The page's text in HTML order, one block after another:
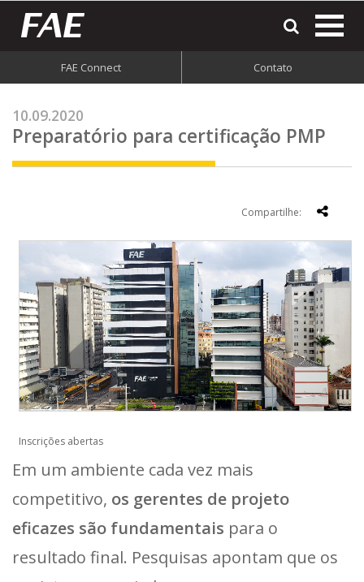
FAE Connect Contato
10.09.2020
Preparatório para certificação PMP
Compartilhe:
Inscrições abertas
Em um ambiente cada vez mais
competitivo, os gerentes de projeto
eficazes são fundamentais para o
resultado final. Pesquisas apontam que os